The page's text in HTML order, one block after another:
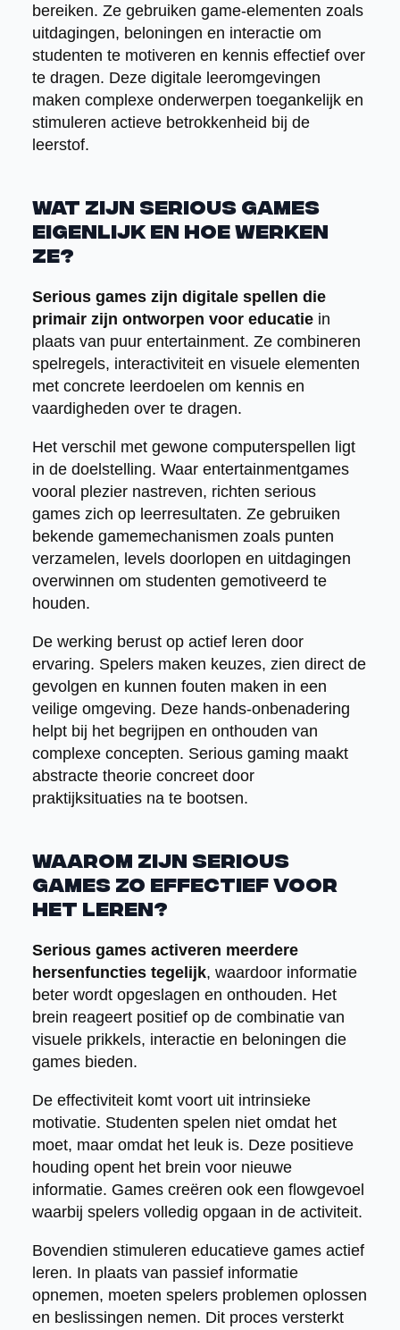
bereiken. Ze gebruiken game-elementen zoals
uitdagingen, beloningen en interactie om
studenten te motiveren en kennis effectief over
te dragen. Deze digitale leeromgevingen
maken complexe onderwerpen toegankelijk en
stimuleren actieve betrokkenheid bij de
leerstof.
Wat zijn serious games
eigenlijk en hoe werken
ze?
Serious games zijn digitale spellen die
primair zijn ontworpen voor educatiein
plaats van puur entertainment. Ze combineren
spelregels, interactiviteit en visuele elementen
met concrete leerdoelen om kennis en
vaardigheden over te dragen.
Het verschil met gewone computerspellen ligt
in de doelstelling. Waar entertainmentgames
vooral plezier nastreven, richten serious
games zich op leerresultaten. Ze gebruiken
bekende gamemechanismen zoals punten
verzamelen, levels doorlopen en uitdagingen
overwinnen om studenten gemotiveerd te
houden.
De werking berust op actief leren door
ervaring. Spelers maken keuzes, zien direct de
gevolgen en kunnen fouten maken in een
veilige omgeving. Deze hands-onbenadering
helpt bij het begrijpen en onthouden van
complexe concepten. Serious gaming maakt
abstracte theorie concreet door
praktijksituaties na te bootsen.
Waarom zijn serious
games zo effectief voor
het leren?
Serious games activeren meerdere
hersenfuncties tegelijk, waardoor informatie
beter wordt opgeslagen en onthouden. Het
brein reageert positief op de combinatie van
visuele prikkels, interactie en beloningen die
games bieden.
De effectiviteit komt voort uit intrinsieke
motivatie. Studenten spelen niet omdat het
moet, maar omdat het leuk is. Deze positieve
houding opent het brein voor nieuwe
informatie. Games creëren ook een flowgevoel
waarbij spelers volledig opgaan in de activiteit.
Bovendien stimuleren educatieve games actief
leren. In plaats van passief informatie
opnemen, moeten spelers problemen oplossen
en beslissingen nemen. Dit proces versterkt